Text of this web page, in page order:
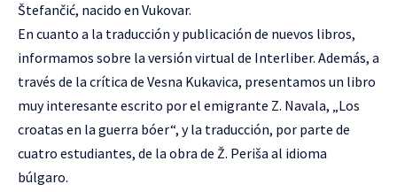
Štefančić, nacido en Vukovar.
En cuanto a la traducción y publicación de nuevos libros,
informamos sobre la versión virtual de Interliber. Además, a
través de la crítica de Vesna Kukavica, presentamos un libro
muy interesante escrito por el emigrante Z. Navala, „Los
croatas en la guerra bóer“, y la traducción, por parte de
cuatro estudiantes, de la obra de Ž. Periša al idioma
búlgaro.